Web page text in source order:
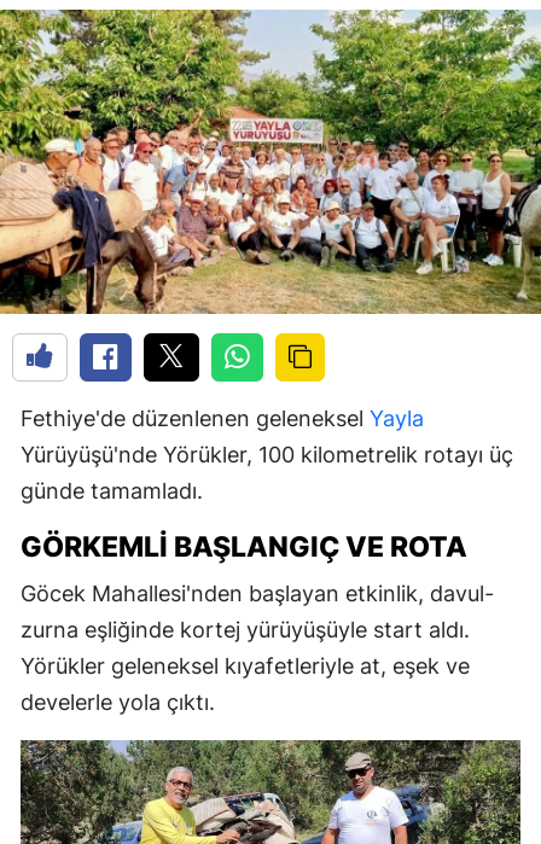
Fethiye'de düzenlenen geleneksel Yayla
Yürüyüşü'nde Yörükler, 100 kilometrelik rotayı üç
günde tamamladı.
GÖRKEMLI BAŞLANGIÇ VE ROTA
Göcek Mahallesi'nden başlayan etkinlik, davul-
zurna eşliğinde kortej yürüyüşüyle start aldı.
Yörükler geleneksel kıyafetleriyle at, eşek ve
develerle yola çıktı.